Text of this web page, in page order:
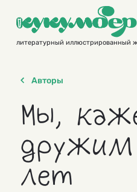
contentлитературный иллюстрированный
Авторы
Мы,
лет